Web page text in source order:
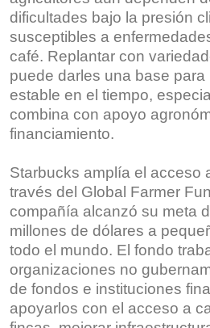
dificultades bajo la presión
susceptibles a
café. Replantar con
puede darles una base
estable en el tiempo,
combina con apoyo
financiamiento.
Starbucks amplía el acceso
través del Global Farmer
compañía alcanzó su meta
millones de dólares a
todo el mundo. El fondo
organizaciones no
de fondos e instituciones
apoyarlos con el acceso a